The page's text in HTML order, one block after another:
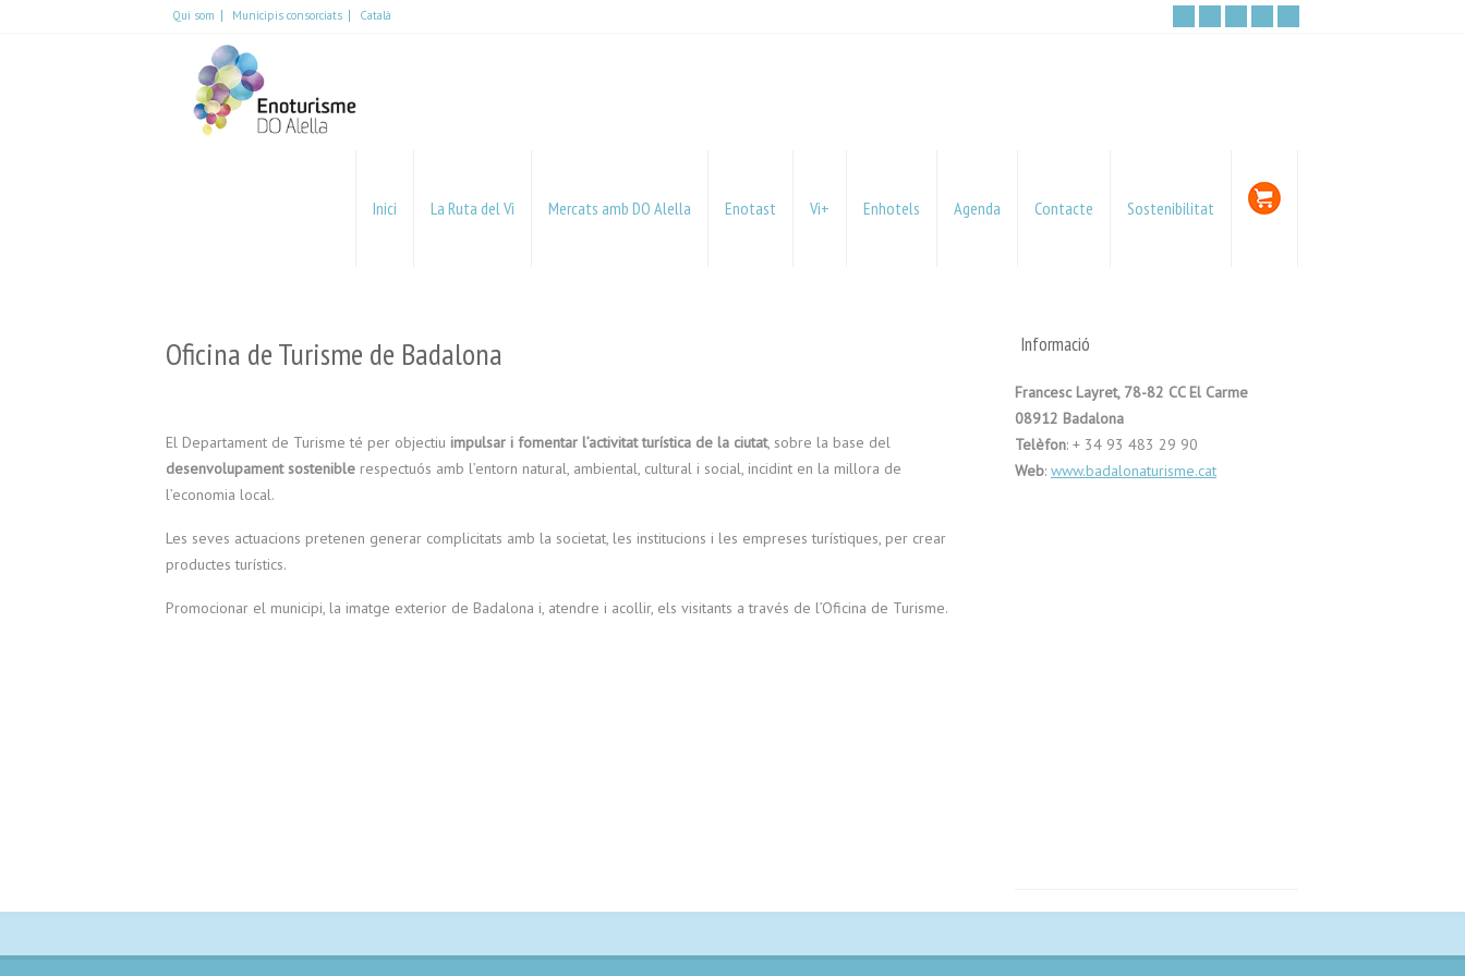
Qui som Municipis consorciats
Català
Inici La Ruta del Vi Mercats amb DO Alella Enotast Vi+ Enhotels Agenda Contacte Sostenibilitat
Oficina de Turisme de Badalona
El Departament de Turisme té per objectiu impulsar i fomentar l’activitat turística de la ciutat, sobre la base del
desenvolupament sostenible respectuós amb l’entorn natural, ambiental, cultural i social, incidint en la millora de
l’economia local.
Les seves actuacions pretenen generar complicitats amb la societat, les institucions i les empreses turístiques, per crear
productes turístics.
Promocionar el municipi, la imatge exterior de Badalona i, atendre i acollir, els visitants a través de l’Oficina de Turisme.
Informació
Francesc Layret, 78-82 CC El Carme
08912 Badalona
Telèfon: + 34 93 483 29 90
Web: www.badalonaturisme.cat